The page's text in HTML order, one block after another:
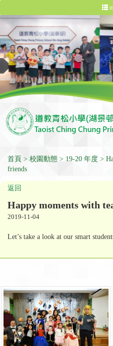
首頁 校園動態 19-20 年度
friends
返回
Happy moments with
2019-11-04
Let’s take a look at our smart